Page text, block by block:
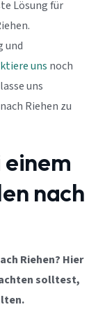
Lösung für
und
uns noch
uns
Riehen zu
nach
Riehen? Hier
solltest,